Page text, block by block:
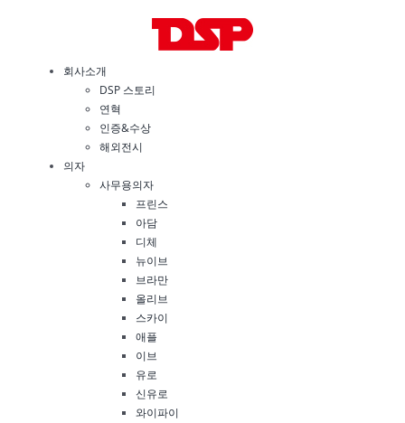
회사소개
DSP 스토리
연혁
인증&수상
해외전시
의자
사무용의자
프린스
아담
디체
뉴이브
브라만
올리브
스카이
애플
이브
유로
신유로
와이파이